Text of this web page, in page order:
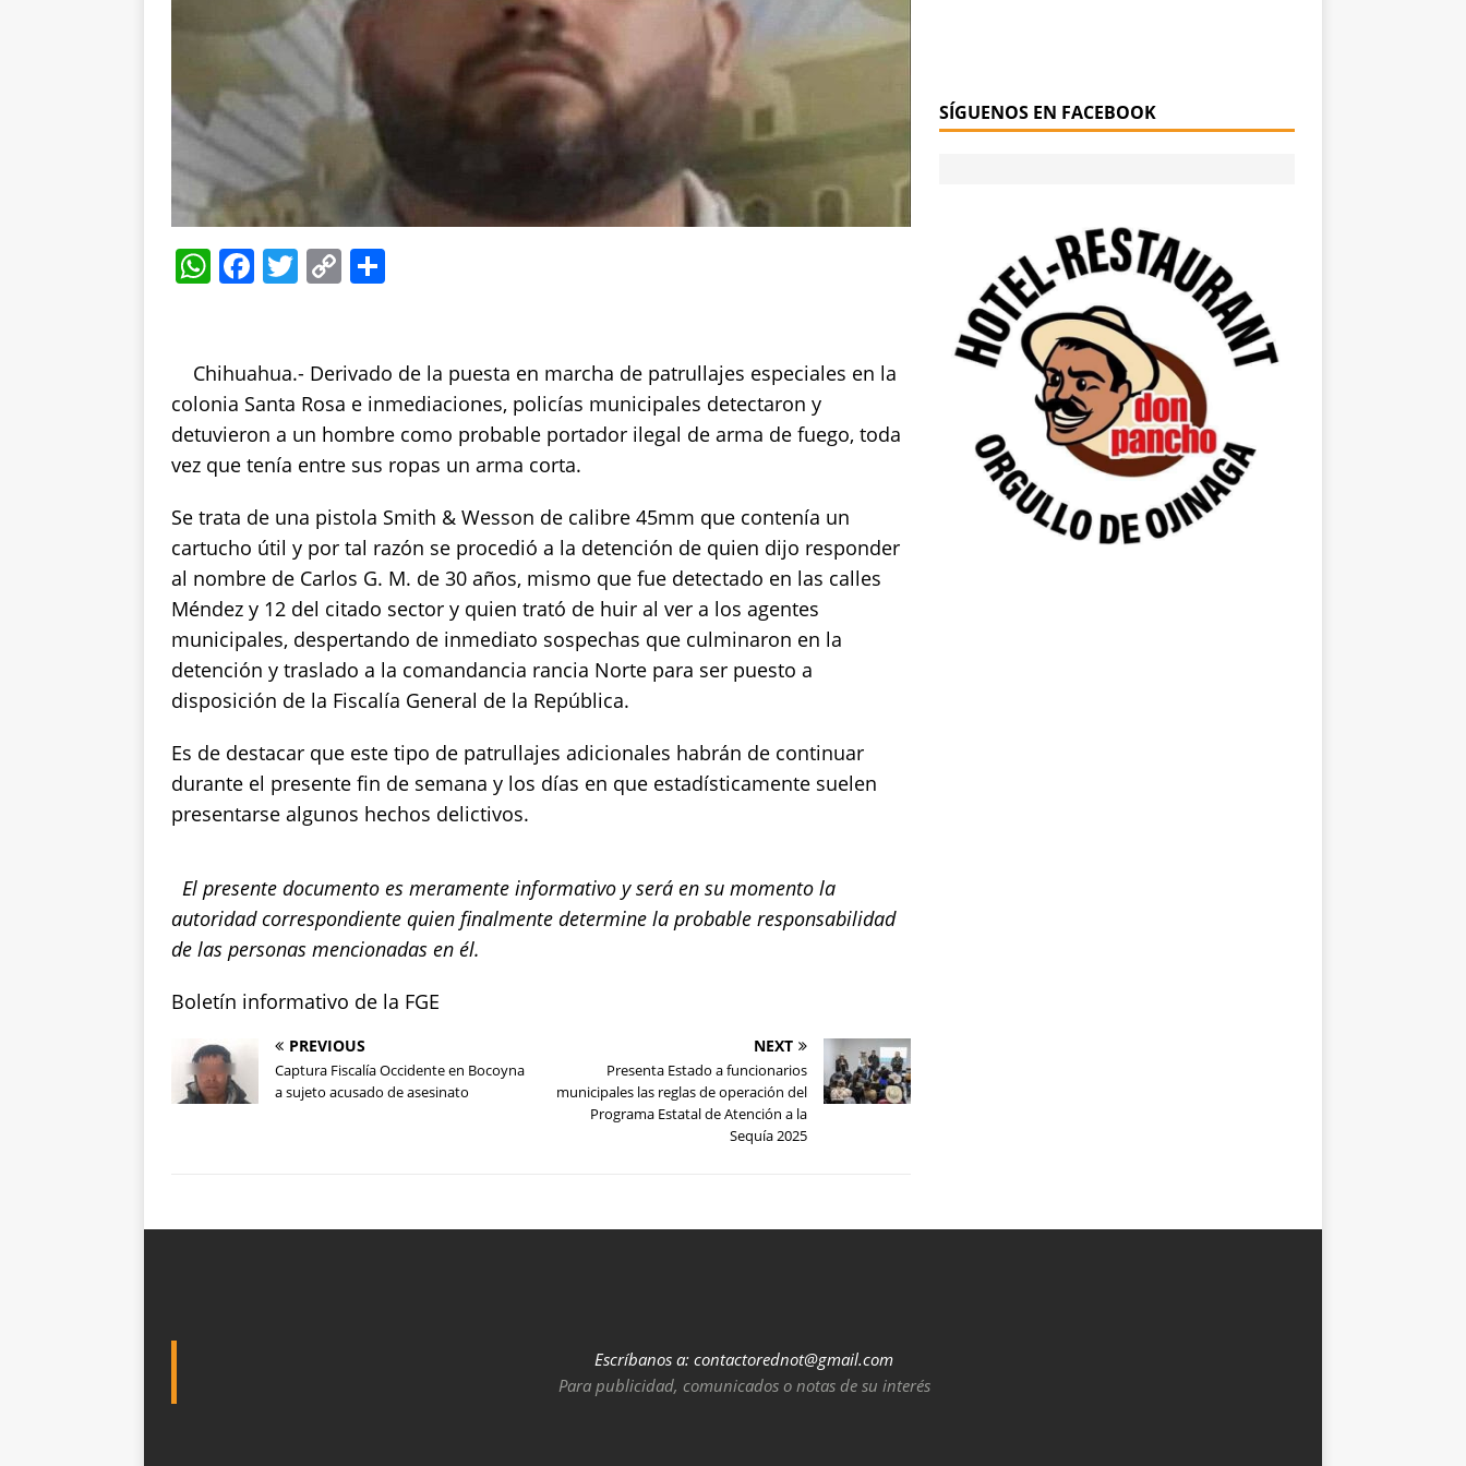
W
s
A
p
p
F
e
b
o
o
k
T
te
r
C
y
Li
n
k
re
Chihuahua.- Derivado de la puesta en marcha de patrullajes especiales en la
colonia Santa Rosa e inmediaciones, policías municipales detectaron y
detuvieron a un hombre como probable portador ilegal de arma de fuego, toda
vez que tenía entre sus ropas un arma corta.
Se trata de una pistola Smith & Wesson de calibre 45mm que contenía un
cartucho útil y por tal razón se procedió a la detención de quien dijo responder
al nombre de Carlos G. M. de 30 años, mismo que fue detectado en las calles
Méndez y 12 del citado sector y quien trató de huir al ver a los agentes
municipales, despertando de inmediato sospechas que culminaron en la
detención y traslado a la comandancia rancia Norte para ser puesto a
disposición de la Fiscalía General de la República.
Es de destacar que este tipo de patrullajes adicionales habrán de continuar
durante el presente fin de semana y los días en que estadísticamente suelen
presentarse algunos hechos delictivos.
El presente documento es meramente informativo y será en su momento la
autoridad correspondiente quien finalmente determine la probable responsabilidad
de las personas mencionadas en él.
Boletín informativo de la FGE
PREVIOUS
Captura Fiscalía Occidente en Bocoyna
a sujeto acusado de asesinato
NEXT
Presenta Estado a funcionarios
municipales las reglas de operación del
Programa Estatal de Atención a la
Sequía 2025
SÍGUENOS EN FACEBOOK
Escríbanos a: contactorednot@gmail.com
Para publicidad, comunicados o notas de su interés